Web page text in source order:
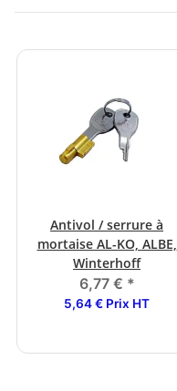
Antivol / serrure à
mortaise AL-KO, ALBE,
Winterhoff
6,77 € *
5,64 € Prix HT